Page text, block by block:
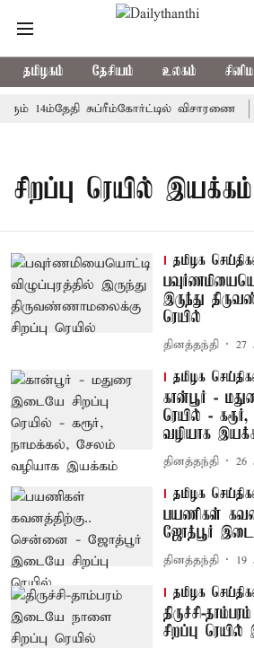
தமிழகம் தேசியம் உலகம்
14ம்தேதி சுப்ரீம்கோர்ட்டில் விசாரணை
சிறப்பு ரெயில் இயக்கம்
தமிழக
இருந்து
ரெயில்
தினத்தந்தி 27
தமிழக
கான்பூர் -
ரெயில் -
வழியாக
தினத்தந்தி 26
தமிழக
பயணிகள்
ஜோத்பூர்
தினத்தந்தி 19
தமிழக
திருச்சி-
சிறப்பு